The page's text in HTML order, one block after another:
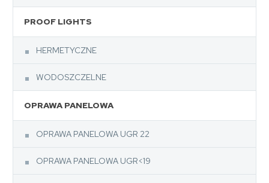
PROOF LIGHTS
HERMETYCZNE
WODOSZCZELNE
OPRAWA PANELOWA
OPRAWA PANELOWA UGR 22
OPRAWA PANELOWA UGR<19